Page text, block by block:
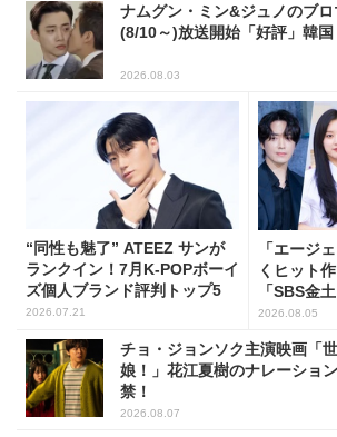
ナムグン・ミン&ジュノのブロ
(8/10～)放送開始「好評」韓国
2026.08.03
“同性も魅了” ATEEZ サンが
ランクイン！7月K-POPボーイ
ズ個人ブランド評判トップ5
2026.07.21
「エージ
くヒット
「SBS金
2026.08.05
チョ・ジョンソク主演映画「
娘！」花江夏樹のナレーショ
禁！
2026.08.07